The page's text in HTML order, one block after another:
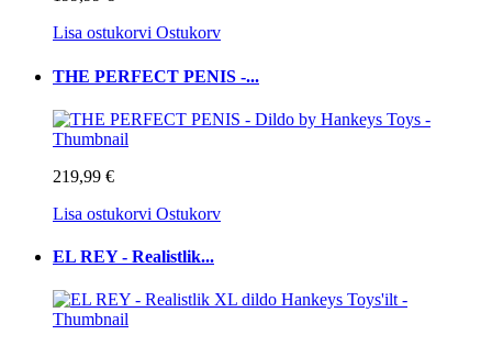
Lisa ostukorvi Ostukorv
THE PERFECT PENIS -...
219,99 €
Lisa ostukorvi Ostukorv
EL REY - Realistlik...